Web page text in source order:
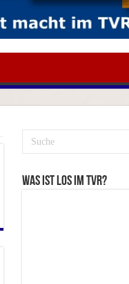
Was ist los im TVR?